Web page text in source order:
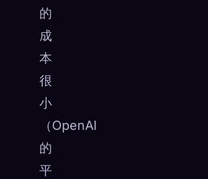
的
成
本
很
小
（OpenAI
的
平